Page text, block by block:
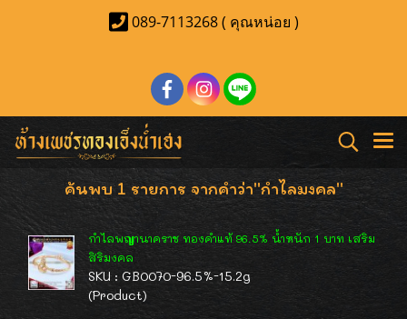
089-7113268 ( คุณหน่อย )
ค้นพบ 1 รายการ จากคำว่า"กำไลมงคล"
กำไลพญานาคราช ทองคำแท้ 96.5% น้ำหนัก 1 บาท เสริม
สิริมงคล
SKU : GB0070-96.5%-15.2g
(Product)